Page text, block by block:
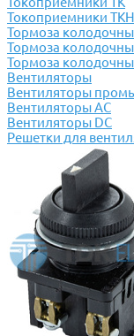
Токоприемники ТКН
Тормоза
Тормоза
Тормоза
Вентиляторы
Вентиляторы
Вентиляторы АС
Вентиляторы DC
Решетки для